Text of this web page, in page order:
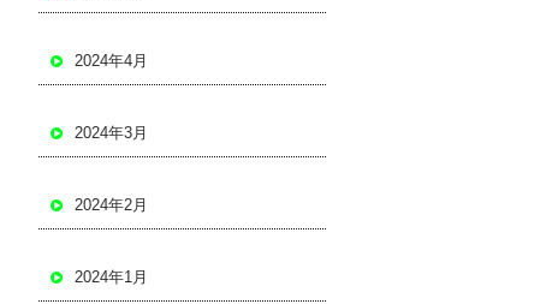
2024年4月
2024年3月
2024年2月
2024年1月